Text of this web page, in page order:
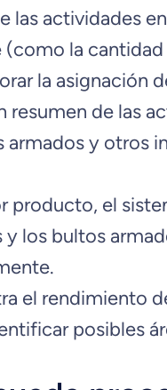
las actividades
la
la asignación
resumen de las
y otros
producto, el
los bultos
el rendimiento
posibles